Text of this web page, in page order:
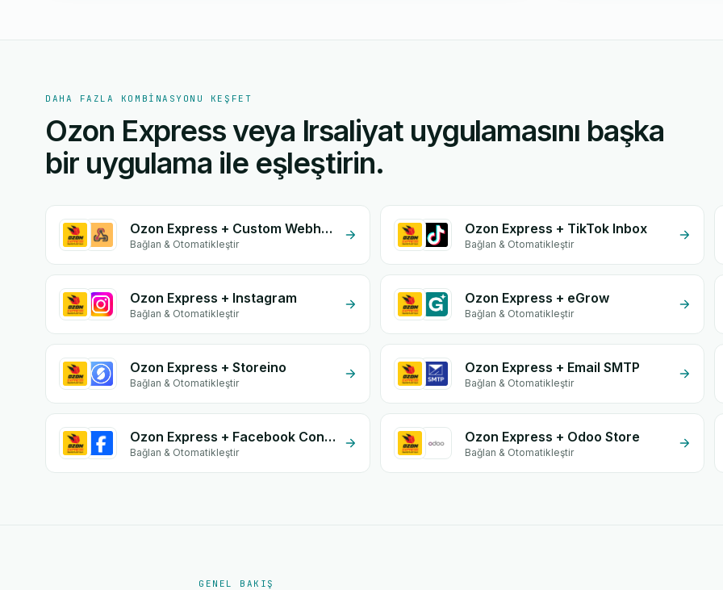
DAHA FAZLA KOMBINASYONU KEŞFET
Ozon Express veya Irsaliyat uygulamasını başka
bir uygulama ile eşleştirin.
Ozon Express + Custom Webhook
Bağlan & Otomatikleştir
Ozon Express + TikTok Inbox
Bağlan & Otomatikleştir
Ozon Express + Instagram
Bağlan & Otomatikleştir
Ozon Express + eGrow
Bağlan & Otomatikleştir
Ozon Express + Storeino
Bağlan & Otomatikleştir
Ozon Express + Email SMTP
Bağlan & Otomatikleştir
Ozon Express + Facebook Conversion API (CAPI)
Bağlan & Otomatikleştir
Ozon Express + Odoo Store
Bağlan & Otomatikleştir
GENEL BAKIŞ